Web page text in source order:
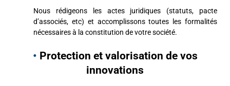
Nous rédigeons les actes juridiques (statuts, pacte
d’associés, etc) et accomplissons toutes les formalités
nécessaires à la constitution de votre société.
• Protection et valorisation de vos
innovations